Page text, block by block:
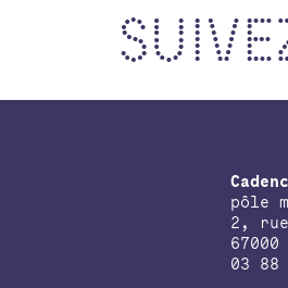
pôle
2,
03 88